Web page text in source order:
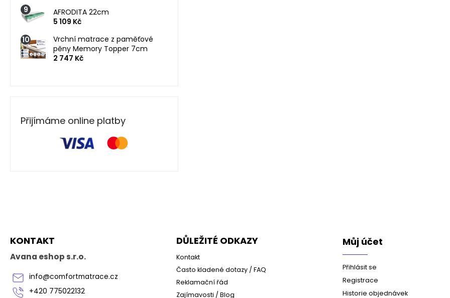
AFRODITA 22cm
5 109 Kč
Vrchní matrace z paměťové
pěny Memory Topper 7cm
2 747 Kč
Přijímáme online platby
KONTAKT
Avana eshop s.r.o.
info@comfortmatrace.cz
+420 775022132
DŮLEŽITÉ ODKAZY
Kontakt
Často kladené dotazy / FAQ
Reklamační řád
Zajímavosti / Blog
Můj účet
Přihlásit se
Registrace
Historie objednávek